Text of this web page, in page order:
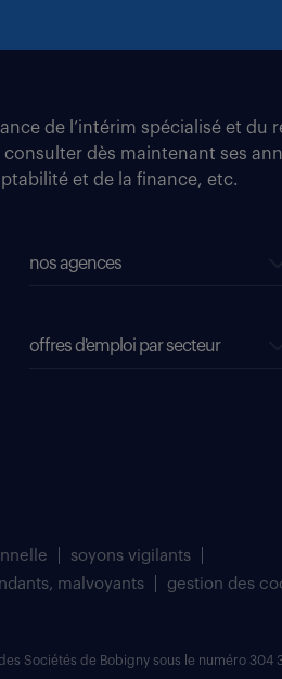
de l’intérim spécialisé et
dès maintenant ses
et de la finance, etc.
nos agences
offres d'emploi par secteur
soyons vigilants
malvoyants
gestion des
Sociétés de Bobigny sous le numéro 304